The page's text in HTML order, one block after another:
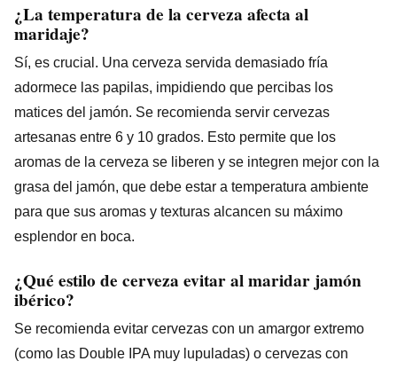
¿La temperatura de la cerveza afecta al
maridaje?
Sí, es crucial. Una cerveza servida demasiado fría
adormece las papilas, impidiendo que percibas los
matices del jamón. Se recomienda servir cervezas
artesanas entre 6 y 10 grados. Esto permite que los
aromas de la cerveza se liberen y se integren mejor con la
grasa del jamón, que debe estar a temperatura ambiente
para que sus aromas y texturas alcancen su máximo
esplendor en boca.
¿Qué estilo de cerveza evitar al maridar jamón
ibérico?
Se recomienda evitar cervezas con un amargor extremo
(como las Double IPA muy lupuladas) o cervezas con